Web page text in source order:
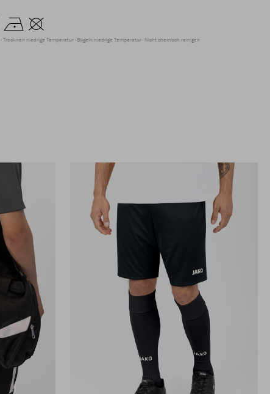
Trocknen niedrige Temperatur Bügeln niedrige Temperatur Nicht chemisch reinigen